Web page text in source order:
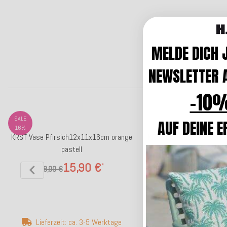
SALE
16%
KRST Vase Pfirsich12x11x16cm orange
pastell
15,90 €*
18,90 €
Lieferzeit: ca. 3-5 Werktage
KRST Blumentopf
schwarz
22,90 €*
Lieferzeit: ca. 3-
MELDE DICH
NEWSLETTER
-
AUF DEINE